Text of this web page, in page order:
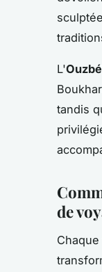
L'
tandis
de